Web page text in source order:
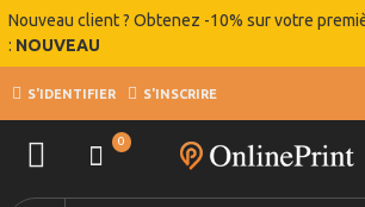
Nouveau client ? Obtenez -10% sur votre
: NOUVEAU
S'IDENTIFIER S'INSCRIRE
0